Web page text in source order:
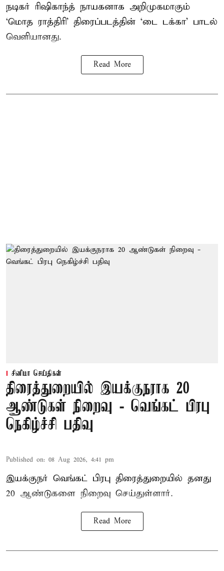
நடிகர் ரிஷிகாந்த் நாயகனாக அறிமுகமாகும்
‘மொத ராத்திரி’ திரைப்படத்தின் ‘டை டக்கா’ பாடல்
வெளியானது.
Read More
சினிமா செய்திகள்
திரைத்துறையில் இயக்குநராக 20
ஆண்டுகள் நிறைவு - வெங்கட் பிரபு
நெகிழ்ச்சி பதிவு
Published on: 08 Aug 2026, 4:41 pm
இயக்குநர் வெங்கட் பிரபு திரைத்துறையில் தனது
20 ஆண்டுகளை நிறைவு செய்துள்ளார்.
Read More